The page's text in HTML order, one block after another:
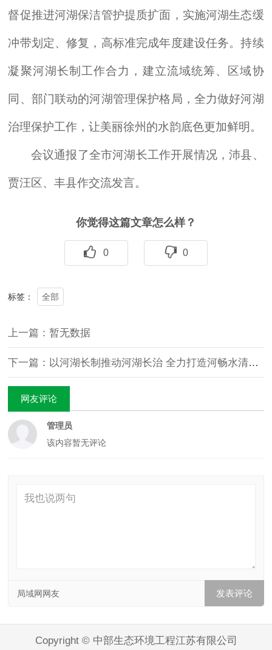
督促推进河湖保洁管护提质扩面，实施河湖生态缓
冲带划定、修复，高标准完成年度建设任务。持续
凝聚河湖长制工作合力，建立流域统筹、区域协
同、部门联动的河湖管理保护格局，全力做好河湖
治理保护工作，让美丽徐州的水韵底色更加鲜明。
会议通报了全市河湖长工作开展情况，沛县、
贾汪区、丰县作交流发言。
你觉得这篇文章怎么样？
0 0
标签： 全部
上一篇：暂无数据
下一篇：以河湖长制推动河湖长治 全力打造河畅水清岸绿景美的水生态环境
网友评论
管理员
该内容暂无评论
局域网网友
Copyright © 中部生态环境工程江苏有限公司